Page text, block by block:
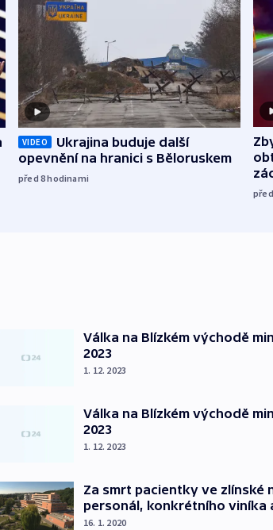
VIDEO
Ukrajina buduje další
opevnění na hranici s Běloruskem
před 8hodinami
Válka na Blízkém východě
2023
1. 12. 2023
Válka na Blízkém východě
2023
1. 12. 2023
Za smrt pacientky ve zlínské
personál, konkrétního viníka
16. 1. 2020